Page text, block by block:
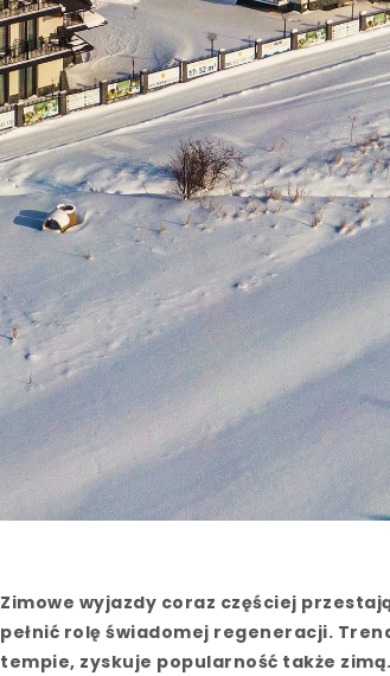
Zimowe wyjazdy coraz częściej
pełnić rolę świadomej regeneracji.
tempie, zyskuje popularność także